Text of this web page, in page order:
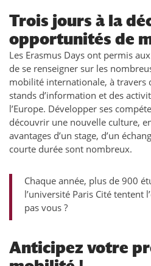
Trois jours à la
opportunités de
Les Erasmus Days ont permis
de se renseigner sur les
mobilité internationale, à travers
stands d’information et des
l’Europe. Développer ses
découvrir une nouvelle culture,
avantages d’un stage, d’un
courte durée sont nombreux.
Chaque année, plus de 900
l’université Paris Cité tentent
pas vous ?
Anticipez votre